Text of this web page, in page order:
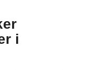
i